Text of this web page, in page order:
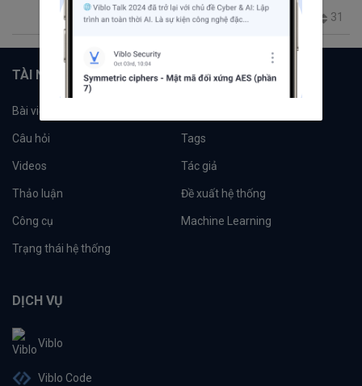
2049 45 0 33 31
TÀI NGUYÊN
Bài viết
Câu hỏi Tags
Videos Tác giả
Thảo luận Đề xuất hệ thống
Công cụ Machine Learning
Trạng thái hệ thống
DỊCH VỤ
Viblo
Viblo Code